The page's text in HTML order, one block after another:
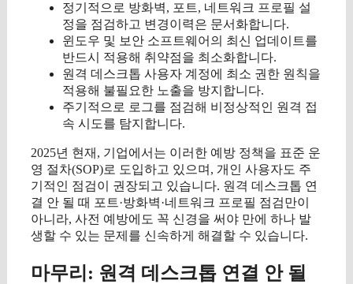
정기적으로 방화벽, 포트, 네트워크 프로필 설
정을 점검하고 변경이력은 문서화합니다.
윈도우 및 보안 소프트웨어의 최신 업데이트를
반드시 적용해 취약점을 최소화합니다.
원격 데스크톱 사용자 계정에 최소 권한 원칙을
적용해 불필요한 노출을 방지합니다.
주기적으로 로그를 점검해 비정상적인 원격 접
속 시도를 탐지합니다.
2025년 현재, 기업에서는 이러한 예방 정책을 표준 운
영 절차(SOP)로 도입하고 있으며, 개인 사용자도 주
기적인 점검이 권장되고 있습니다. 원격 데스크톱 연
결 안 될 때 포트·방화벽·네트워크 프로필 점검만이
아니라, 사전 예방에도 꼭 신경을 써야 만에 하나 발
생할 수 있는 문제를 신속하게 해결할 수 있습니다.
마무리: 원격 데스크톱 연결 안 될